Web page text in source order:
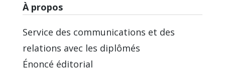
À propos
Service des communications et des
relations avec les diplômés
Énoncé éditorial